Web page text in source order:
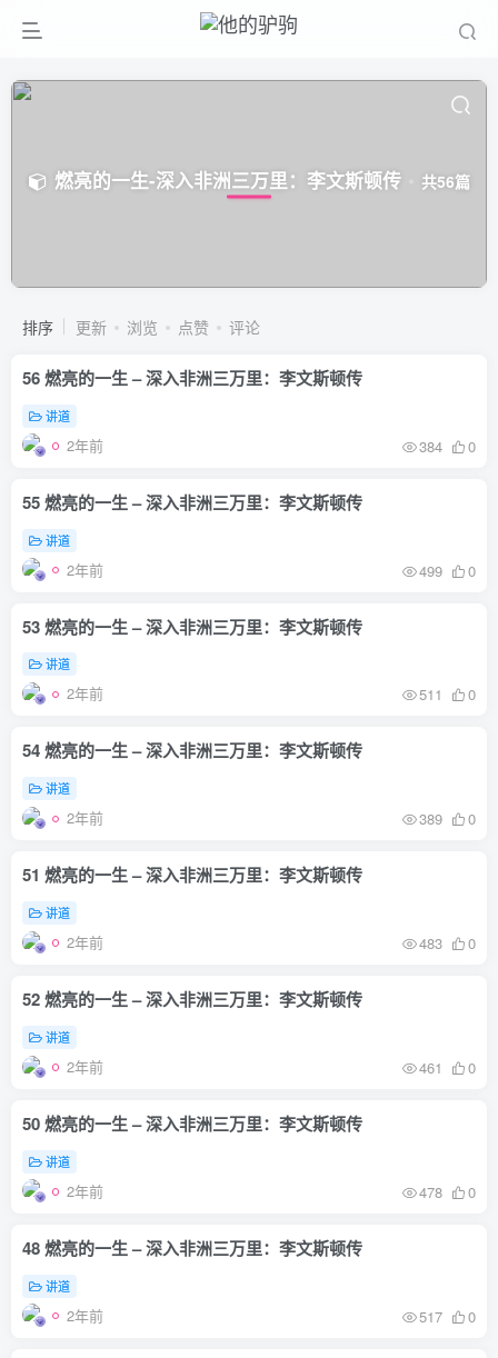
燃亮的一生-深入非洲三万里：李文斯顿传 共56篇
排序 更新 浏览 点赞 评论
56 燃亮的一生 – 深入非洲三万里：李文斯顿传
讲道
2年前 384 0
55 燃亮的一生 – 深入非洲三万里：李文斯顿传
讲道
2年前 499 0
53 燃亮的一生 – 深入非洲三万里：李文斯顿传
讲道
2年前 511 0
54 燃亮的一生 – 深入非洲三万里：李文斯顿传
讲道
2年前 389 0
51 燃亮的一生 – 深入非洲三万里：李文斯顿传
讲道
2年前 483 0
52 燃亮的一生 – 深入非洲三万里：李文斯顿传
讲道
2年前 461 0
50 燃亮的一生 – 深入非洲三万里：李文斯顿传
讲道
2年前 478 0
48 燃亮的一生 – 深入非洲三万里：李文斯顿传
讲道
2年前 517 0